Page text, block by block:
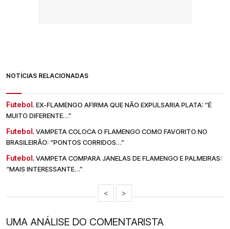
NOTÍCIAS RELACIONADAS
Futebol. EX-FLAMENGO AFIRMA QUE NÃO EXPULSARIA PLATA: “É
MUITO DIFERENTE…”
Futebol. VAMPETA COLOCA O FLAMENGO COMO FAVORITO NO
BRASILEIRÃO: “PONTOS CORRIDOS…”
Futebol. VAMPETA COMPARA JANELAS DE FLAMENGO E PALMEIRAS:
“MAIS INTERESSANTE…”
< >
UMA ANÁLISE DO COMENTARISTA